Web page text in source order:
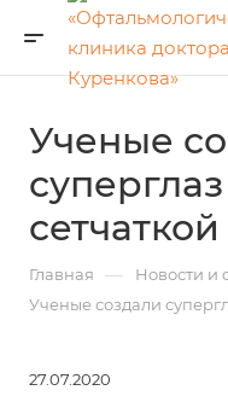
Ученые
сетчаткой
Главная — Новости и
Ученые создали
27.07.2020